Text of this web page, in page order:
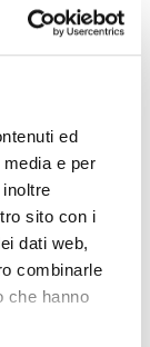
ed
e per
sito con i
dati web,
combinarle
che hanno
in
con Allianz
Via
strategie
e
difficoltà
e